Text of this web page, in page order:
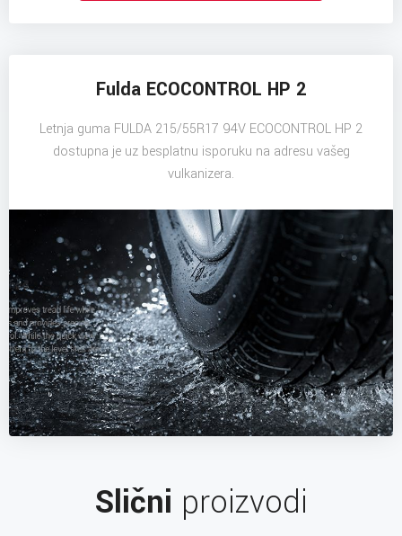
Fulda ECOCONTROL HP 2
Letnja guma FULDA 215/55R17 94V ECOCONTROL HP 2
dostupna je uz besplatnu isporuku na adresu vašeg
vulkanizera.
Slični proizvodi